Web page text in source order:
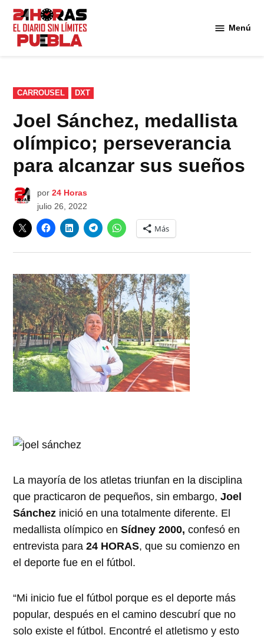
Saltar
contenido
Menú
PUBLICADO
EN
CARROUSEL DXT
Joel Sánchez, medallista
olímpico; perseverancia
para alcanzar sus sueños
por 24 Horas
julio 26, 2022
Más
La mayoría de los atletas triunfan en la disciplina
que practicaron de pequeños, sin embargo,Joel
Sánchez inició en una totalmente diferente. El
medallista olímpico enSídney 2000, confesó en
entrevista para24 HORAS, que su comienzo en
el deporte fue en el fútbol.
“Mi inicio fue el fútbol porque es el deporte más
popular, después en el camino descubrí que no
solo existe el fútbol. Encontré el atletismo y esto